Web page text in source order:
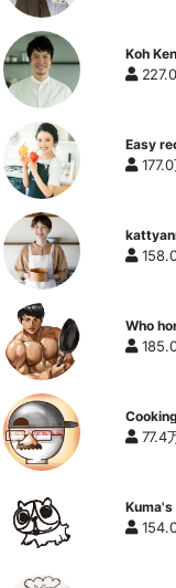
Koh
expert
Easy
Kitchen
177.0
Who
Cooking
77.4